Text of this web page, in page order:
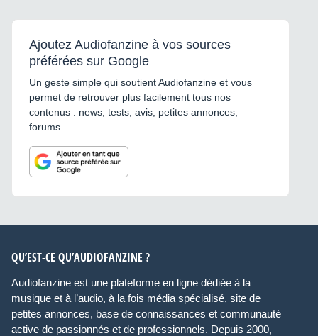
Ajoutez Audiofanzine à vos sources
préférées sur Google
Un geste simple qui soutient Audiofanzine et vous
permet de retrouver plus facilement tous nos
contenus : news, tests, avis, petites annonces,
forums...
QU’EST-CE QU’AUDIOFANZINE ?
Audiofanzine est une plateforme en ligne dédiée à la
musique et à l’audio, à la fois média spécialisé, site de
petites annonces, base de connaissances et communauté
active de passionnés et de professionnels. Depuis 2000,